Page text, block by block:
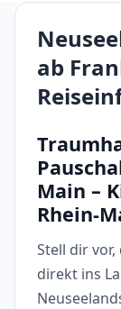
ab
Main –
Rhein-
Stell dir
direkt ins